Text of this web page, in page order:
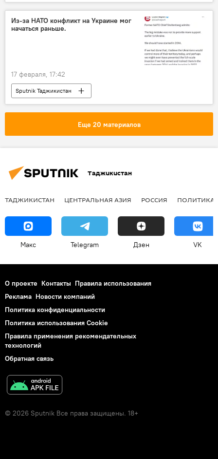
Из-за НАТО конфликт на Украине мог
начаться раньше.
17 февраля, 17:42
Sputnik Таджикистан
Еще 20 материалов
Таджикистан
ТАДЖИКИСТАН ЦЕНТРАЛЬНАЯ АЗИЯ РОССИЯ ПОЛИТИКА
Макс Telegram Дзен VK
О проекте Контакты Правила использования
Реклама Новости компаний
Политика конфиденциальности
Политика использования Cookie
Правила применения рекомендательных
технологий
Обратная связь
© 2026 Sputnik Все права защищены. 18+